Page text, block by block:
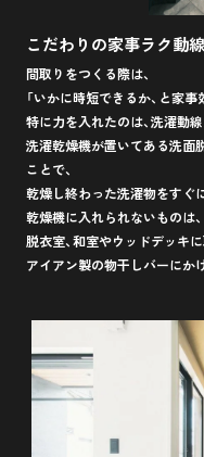
こだわりの家事ラク動線
間取りをつくる際は、
「いかに時短できるか、と家
特に力を入れたのは、洗濯動線
洗濯乾燥機が置いてある洗面
ことで、
乾燥し終わった洗濯物をすぐ
乾燥機に入れられないものは、
脱衣室、和室やウッドデッキに
アイアン製の物干しバーにか